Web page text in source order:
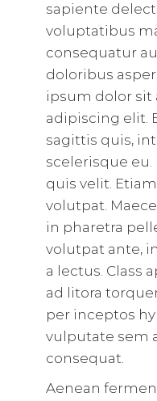
sapiente
voluptatibus
consequatur
doloribus
ipsum dolor sit
adipiscing elit.
sagittis quis,
scelerisque
quis velit.
volutpat.
in pharetra
volutpat ante,
a lectus. Class
ad litora
per inceptos
vulputate sem
consequat.
Aenean